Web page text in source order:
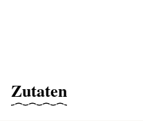
Zutaten